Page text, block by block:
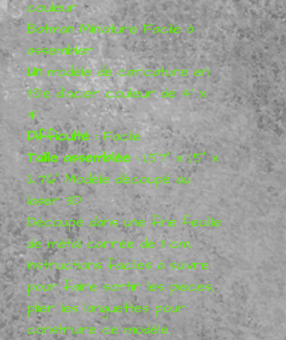
couleur
Batman Miniature Facile à
assembler
Unmodèle de caricature en
tôle d'acier couleur de 4' x
4'
Difficulté :Facile
Taille assemblée : 1,57" x 1,5" x
2,76" Modèle découpé au
laser 3D
Découpé dans une fine feuille
de métal carrée de 11 cm,
instructions faciles à suivre
pour faire sortir les pièces,
plier les languettes pour
construire ce modèle.